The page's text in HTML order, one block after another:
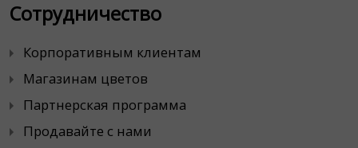
Сотрудничество
Корпоративным клиентам
Магазинам цветов
Партнерская программа
Продавайте с нами